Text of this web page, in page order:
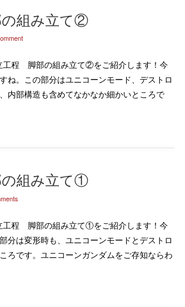
の組み立て②
工程 脚部の組み立て②をご紹介します！今
ね。この部分はユニコーンモード、デストロ
内部構造も含めてなかなか細かいところで
の組み立て①
工程 脚部の組み立て①をご紹介します！今
分は変形時も、ユニコーンモードとデストロ
ろです。ユニコーンガンダムをご存知ならわ